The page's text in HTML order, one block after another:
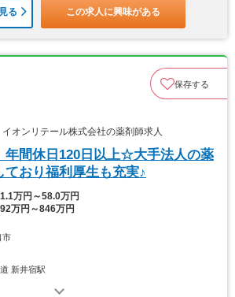
る この求人に興味がある
保存する
オンリテール株式会社の薬剤師求人
年間休日120日以上☆大手法人の薬
ており福利厚生も充実♪
万円～58.0万円
万円～846万円
市
新井宿駅